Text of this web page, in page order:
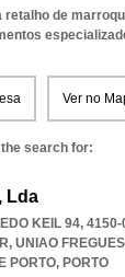
retalho de
Ver no
search for:
Lda
KEIL 94,
, UNIAO
PORTO, PORTO